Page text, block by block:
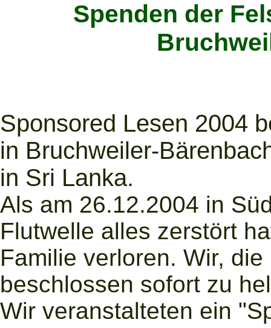
Spenden der
Sponsored Lesen 2004
in Bruchweiler-
in Sri Lanka.
Als am 26.12.2004 in
Flutwelle alles zerstört
Familie verloren. Wir,
beschlossen sofort zu
Wir veranstalteten ein